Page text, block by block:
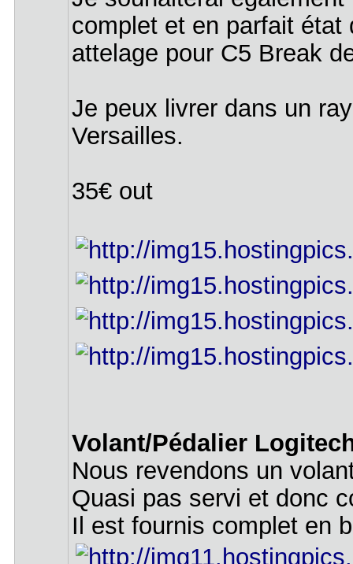
complet et en parfait
attelage pour C5 Break
Je peux livrer dans un
Versailles.
35€ out
Volant/Pédalier
Nous revendons un
Quasi pas servi et donc
Il est fournis complet en